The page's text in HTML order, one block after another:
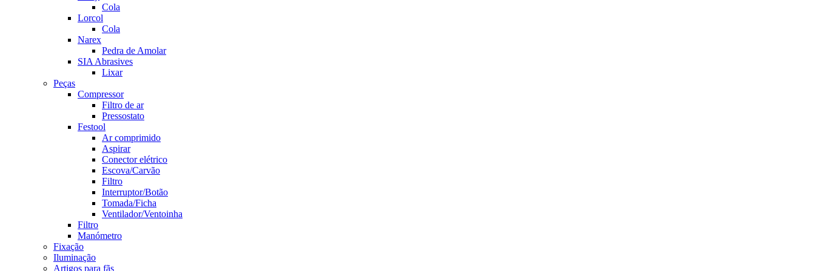
Cola
Lorcol
Cola
Narex
Pedra de Amolar
SIA Abrasives
Lixar
Peças
Compressor
Filtro de ar
Pressostato
Festool
Ar comprimido
Aspirar
Conector elétrico
Escova/Carvão
Filtro
Interruptor/Botão
Tomada/Ficha
Ventilador/Ventoinha
Filtro
Manómetro
Fixação
Iluminação
Artigos para fãs